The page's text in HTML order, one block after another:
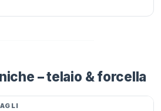
– telaio & forcella